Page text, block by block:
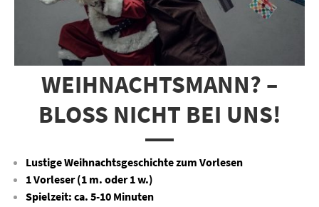
WEIHNACHTSMANN? –
BLOSS NICHT BEI UNS!
Lustige Weihnachtsgeschichte zum Vorlesen
1 Vorleser (1 m. oder 1 w.)
Spielzeit: ca. 5-10 Minuten